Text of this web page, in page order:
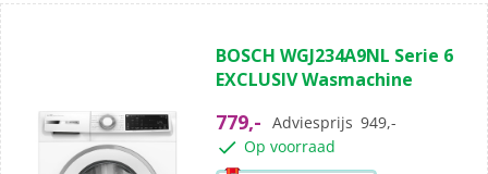
van
de
sterren.
BOSCH WGJ234A9NL Serie 6
EXCLUSIV Wasmachine
779,- Adviesprijs 949,-
Op voorraad